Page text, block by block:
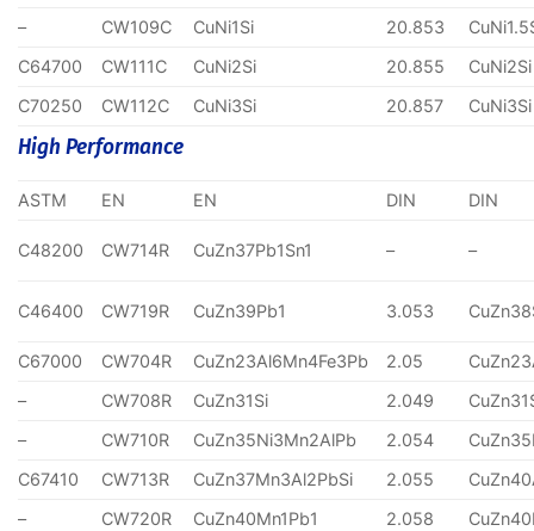
–
CW109C CuNi1Si 20.853
C64700
CW111C CuNi2Si 20.855
CuNi2Si
C70250
CW112C CuNi3Si 20.857 CuNi3Si
High Performance
ASTM EN EN DIN DIN
C48200 CW714R CuZn37Pb1Sn1 – –
C46400 CW719R CuZn39Pb1 3.053
C67000 CW704R CuZn23Al6Mn4Fe3Pb 2.05
–
CW708R CuZn31Si 2.049
–
CW710R CuZn35Ni3Mn2AlPb 2.054
C67410
CW713R CuZn37Mn3Al2PbSi 2.055
–
CW720R CuZn40Mn1Pb1 2.058